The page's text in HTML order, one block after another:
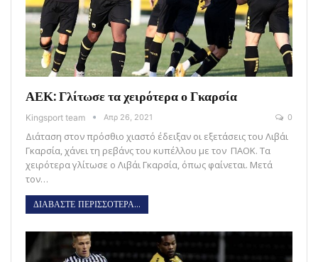
ΑΕΚ: Γλίτωσε τα χειρότερα ο Γκαρσία
Kingsport team Απρ 26, 2021 0
Διάταση στον πρόσθιο χιαστό έδειξαν οι εξετάσεις του Λιβάι
Γκαρσία, χάνει τη ρεβάνς του κυπέλλου με τον ΠΑΟΚ. Τα
χειρότερα γλίτωσε ο Λιβάι Γκαρσία, όπως φαίνεται. Μετά
τον…
ΔΙΑΒΑΣΤΕ ΠΕΡΙΣΣΟΤΕΡΑ...